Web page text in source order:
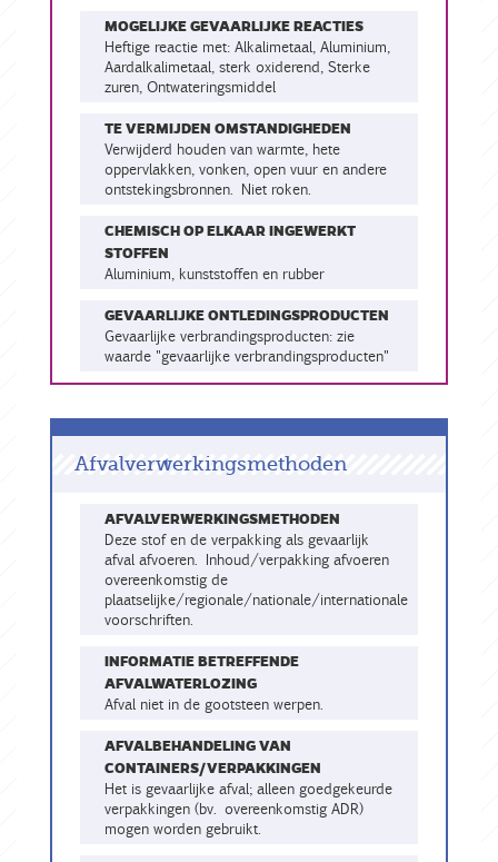
MOGELIJKE GEVAARLIJKE REACTIES
Heftige reactie met: Alkalimetaal, Aluminium,
Aardalkalimetaal, sterk oxiderend, Sterke
zuren, Ontwateringsmiddel
TE VERMIJDEN OMSTANDIGHEDEN
Verwijderd houden van warmte, hete
oppervlakken, vonken, open vuur en andere
ontstekingsbronnen. Niet roken.
CHEMISCH OP ELKAAR INGEWERKT
STOFFEN
aluminium, kunststoffen en rubber
GEVAARLIJKE ONTLEDINGSPRODUCTEN
Gevaarlijke verbrandingsproducten: zie
waarde "gevaarlijke verbrandingsproducten"
Afvalverwerkingsmethoden
AFVALVERWERKINGSMETHODEN
Deze stof en de verpakking als gevaarlijk
afval afvoeren. Inhoud/verpakking afvoeren
overeenkomstig de
plaatselijke/regionale/nationale/internationale
voorschriften.
AFVALWATERLOZING
Afval niet in de gootsteen werpen.
AFVALBEHANDELING VAN
CONTAINERS/VERPAKKINGEN
Het is gevaarlijke afval; alleen goedgekeurde
verpakkingen (bv. overeenkomstig ADR)
mogen worden gebruikt.